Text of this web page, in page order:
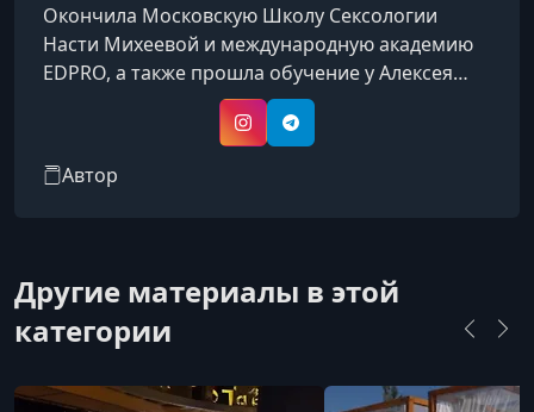
Окончила Московскую Школу Сексологии
Насти Михеевой и международную академию
EDPRO, а также прошла обучение у Алексея
Разумова и получила сертификацию коуча
ACSTH ICF. Её обучение включало множество
большого количества книг по сексу.Её опыт
более 3500 клиентов.Её профессиональный п
InstagramTelegram
Автор
Другие материалы в этой
категории